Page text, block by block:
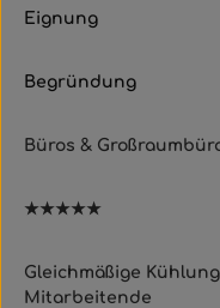
Eignung
Begründung
Büros &
★★★★★
Gleichmäßige
Mitarbeitende